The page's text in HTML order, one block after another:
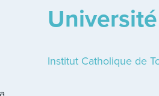
Université
Institut Catholique de